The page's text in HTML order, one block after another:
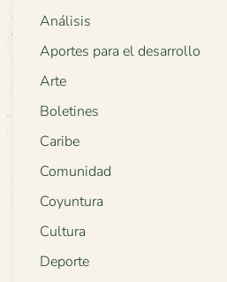
Análisis
Aportes para el desarrollo
Arte
Boletines
Caribe
Comunidad
Coyuntura
Cultura
Deporte